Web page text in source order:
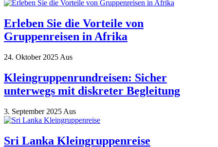
Erleben Sie die Vorteile von
Gruppenreisen in Afrika
24. Oktober 2025 Aus
Kleingruppenrundreisen: Sicher
unterwegs mit diskreter Begleitung
3. September 2025 Aus
Sri Lanka Kleingruppenreise